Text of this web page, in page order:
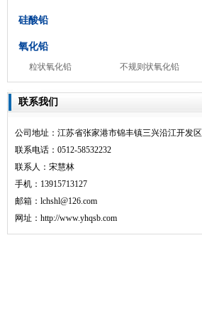
硅酸铅
氧化铅
粒状氧化铅 不规则状氧化铅
联系我们
公司地址：江苏省张家港市锦丰镇三兴沿江开发区
联系电话：0512-58532232
联系人：宋慧林
手机：13915713127
邮箱：lchshl@126.com
网址： http://www.yhqsb.com